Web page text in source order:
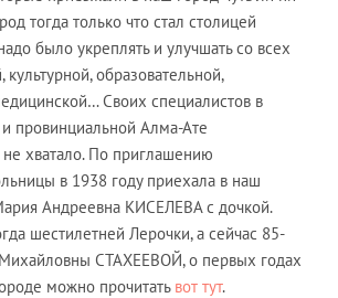
тогда только что стал столицей
было укреплять и улучшать со всех
культурной, образовательной,
Своих специалистов в
провинциальной Алма-Ате
не хватало. По приглашению
в 1938 году приехала в наш
Андреевна КИСЕЛЕВА с дочкой.
шестилетней Лерочки, а сейчас 85-
СТАХЕЕВОЙ, о первых годах
можно прочитать вот тут.